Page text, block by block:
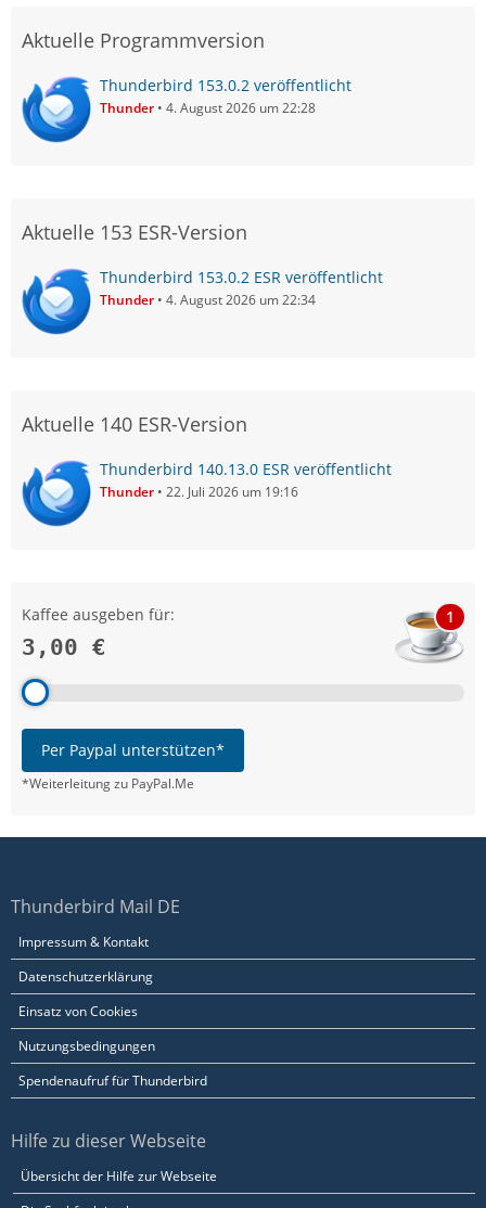
Aktuelle Programmversion
Thunderbird 153.0.2 veröffentlicht
Thunder 4. August 2026 um 22:28
Aktuelle 153 ESR-Version
Thunderbird 153.0.2 ESR veröffentlicht
Thunder 4. August 2026 um 22:34
Aktuelle 140 ESR-Version
Thunderbird 140.13.0 ESR veröffentlicht
Thunder 22. Juli 2026 um 19:16
Kaffee ausgeben für:
3,00 €
1
Per Paypal unterstützen*
*Weiterleitung zu PayPal.Me
Thunderbird Mail DE
Impressum & Kontakt
Datenschutzerklärung
Einsatz von Cookies
Nutzungsbedingungen
Spendenaufruf für Thunderbird
Hilfe zu dieser Webseite
Übersicht der Hilfe zur Webseite